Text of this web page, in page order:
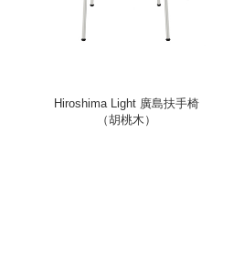
Hiroshima Light 廣島扶手椅
（胡桃木）